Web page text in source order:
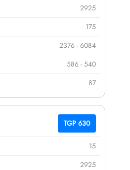
2925
175
2376 - 6084
586 - 540
87
TGP 630
15
2925